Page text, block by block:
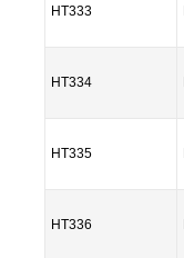
HT333
HT334
HT335
HT336